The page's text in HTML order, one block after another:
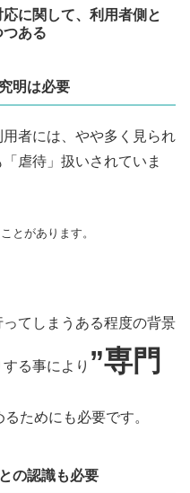
に関して、利用者側と
ある
明は必要
者には、やや多く見られ
虐待」扱いされていま
とがあります。
てしまうある程度の背景
る事により ”専門
るためにも必要です。
の認識も必要